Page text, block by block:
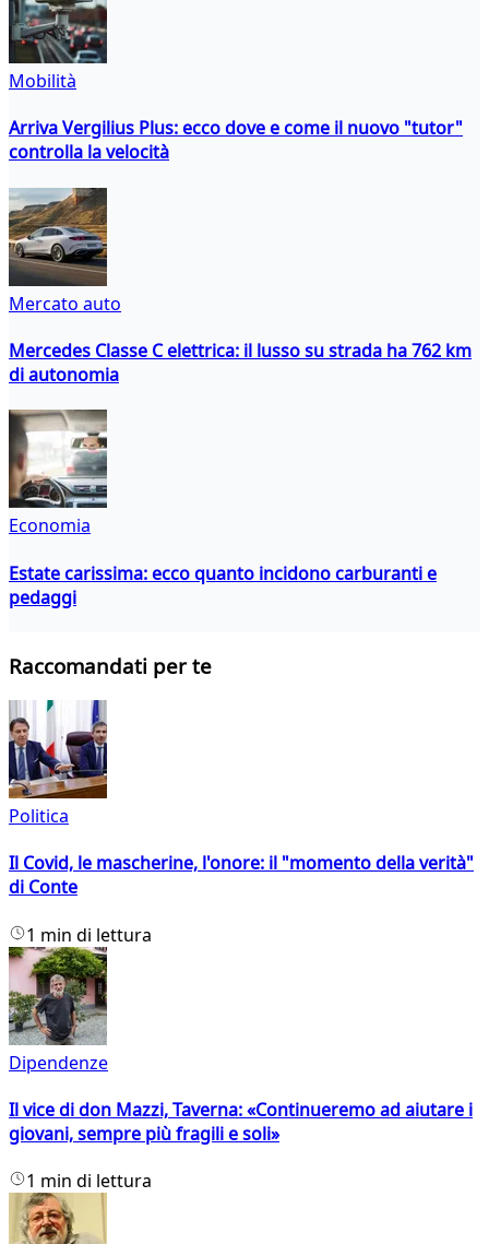
Mobilità
Arriva Vergilius Plus: ecco dove e come il nuovo "tutor"
controlla la velocità
Mercato auto
Mercedes Classe C elettrica: il lusso su strada ha 762 km
di autonomia
Economia
Estate carissima: ecco quanto incidono carburanti e
pedaggi
Raccomandati per te
Politica
Il Covid, le mascherine, l'onore: il "momento della verità"
di Conte
1 min di lettura
Dipendenze
Il vice di don Mazzi, Taverna: «Continueremo ad aiutare i
giovani, sempre più fragili e soli»
1 min di lettura